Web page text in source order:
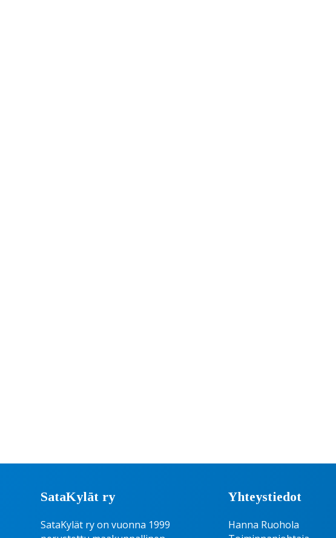
SataKylät ry
SataKylät ry on vuonna 1999
Yhteystiedot
Hanna Ruohola